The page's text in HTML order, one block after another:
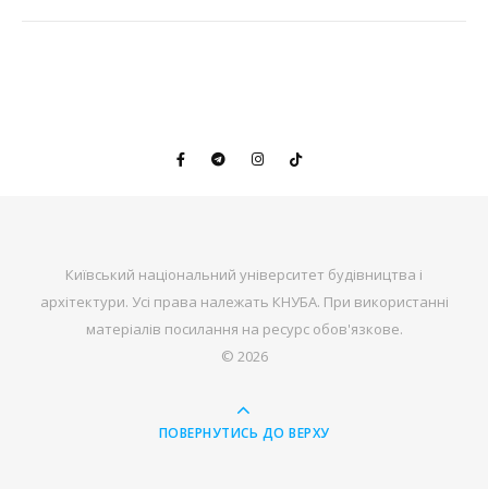
Київський національний університет будівництва і
архітектури. Усі права належать КНУБА. При використанні
матеріалів посилання на ресурс обов'язкове.
© 2026
ПОВЕРНУТИСЬ ДО ВЕРХУ